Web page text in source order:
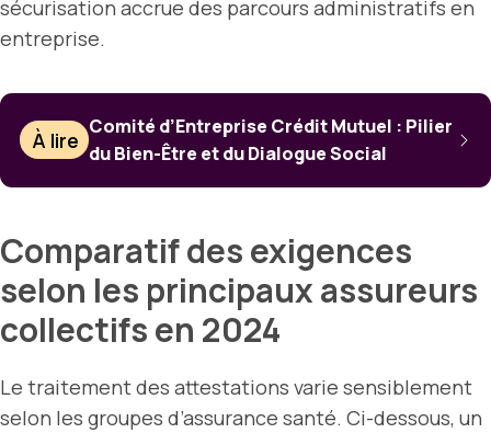
sécurisation accrue des parcours administratifs en
entreprise.
À lire
Comité d’Entreprise Crédit Mutuel : Pilier
du Bien-Être et du Dialogue Social
Comparatif des exigences
selon les principaux assureurs
collectifs en 2024
Le traitement des attestations varie sensiblement
selon les groupes d’assurance santé. Ci-dessous, un